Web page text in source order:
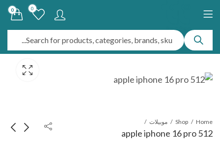
0
0
Home
Shop موبيلات
apple iphone 16 pro 512